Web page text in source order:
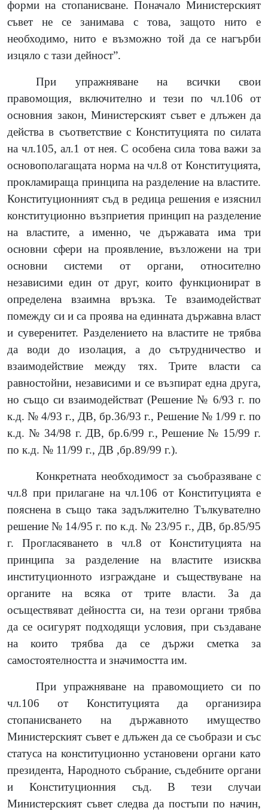
форми на стопанисване. Поначало Министерският
съвет не се занимава с това, защото нито е
необходимо, нито е възможно той да се нагърби
изцяло с тази дейност”.
При упражняване на всички свои
правомощия, включително и тези по чл.106 от
основния закон, Министерският съвет е длъжен да
действа в съответствие с Конституцията по силата
на чл.105, ал.1 от нея. С особена сила това важи за
основополагащата норма на чл.8 от Конституцията,
прокламираща принципа на разделение на властите.
Конституционният съд в редица решения е изяснил
конституционно възприетия принцип на разделение
на властите, а именно, че държавата има три
основни сфери на проявление, възложени на три
основни системи от органи, относително
независими един от друг, които функционират в
определена взаимна връзка. Те взаимодействат
помежду си и са проява на единната държавна власт
и суверенитет. Разделението на властите не трябва
да води до изолация, а до сътрудничество и
взаимодействие между тях. Трите власти са
равностойни, независими и се възпират една друга,
но също си взаимодействат (Решение № 6/93 г. по
к.д. № 4/93 г., ДВ, бр.36/93 г., Решение № 1/99 г. по
к.д. № 34/98 г. ДВ, бр.6/99 г., Решение № 15/99 г.
по к.д. № 11/99 г., ДВ ,бр.89/99 г.).
Конкретната необходимост за съобразяване с
чл.8 при прилагане на чл.106 от Конституцията е
пояснена в също така задължително Тълкувателно
решение № 14/95 г. по к.д. № 23/95 г., ДВ, бр.85/95
г. Прогласяването в чл.8 от Конституцията на
принципа за разделение на властите изисква
институционното изграждане и съществуване на
органите на всяка от трите власти. За да
осъществяват дейността си, на тези органи трябва
да се осигурят подходящи условия, при създаване
на които трябва да се държи сметка за
самостоятелността и значимостта им.
При упражняване на правомощието си по
чл.106 от Конституцията да организира
стопанисването на държавното имущество
Министерският съвет е длъжен да се съобрази и със
статуса на конституционно установени органи като
президента, Народното събрание, съдебните органи
и Конституционния съд. В тези случаи
Министерският съвет следва да постъпи по начин,